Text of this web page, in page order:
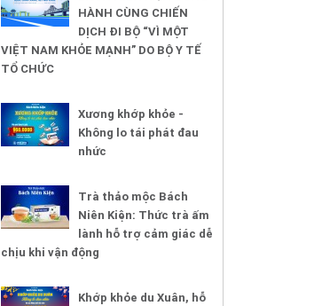
HÀNH CÙNG CHIẾN
DỊCH ĐI BỘ “VÌ MỘT
VIỆT NAM KHỎE MẠNH” DO BỘ Y TẾ
TỔ CHỨC
Xương khớp khỏe -
Không lo tái phát đau
nhức
Trà thảo mộc Bách
Niên Kiện: Thức trà ấm
lành hỗ trợ cảm giác dễ
chịu khi vận động
Khớp khỏe du Xuân, hỗ